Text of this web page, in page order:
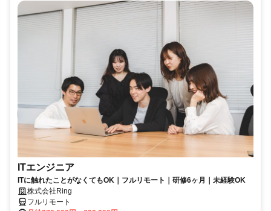
ITエンジニア
ITに触れたことがなくてもOK｜フルリモート｜研修6ヶ月｜未経験OK
株式会社Ring
フルリモート